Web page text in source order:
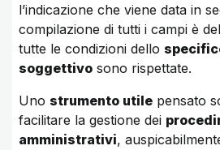
l’indicazione che viene data in
compilazione di tutti i campi è
tutte le condizioni dello
soggettivo sono rispettate.
Uno strumento utile pensato
facilitare la gestione dei
amministrativi,